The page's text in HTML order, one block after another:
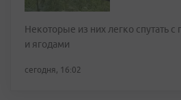
Некоторые из них легко спутать
и ягодами
сегодня, 16:02